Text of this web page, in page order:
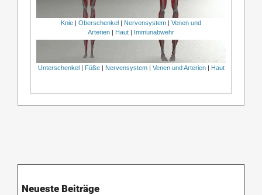
Knie | Oberschenkel | Nervensystem | Venen und
Arterien | Haut | Immunabwehr
Unterschenkel| Füße| Nervensystem| Venen und Arterien| Haut
Neueste Beiträge